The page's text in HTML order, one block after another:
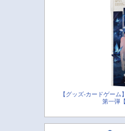
【グッズ-カードゲー
第一弾